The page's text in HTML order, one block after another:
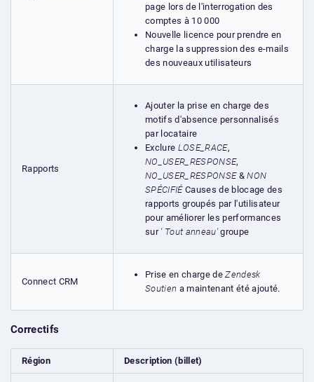
page lors de l'interrogation des
comptes à 10 000
Nouvelle licence pour prendre en
charge la suppression des e-mails
des nouveaux utilisateurs
Rapports
Ajouter la prise en charge des
motifs d'absence personnalisés
par locataire
Exclure LOSE_RACE,
NO_USER_RESPONSE,
NO_USER_RESPONSE&NON
SPÉCIFIÉCauses de blocage des
rapports groupés par l'utilisateur
pour améliorer les performances
sur ' Tout anneau'groupe
Connect CRM
Prise en charge deZendesk
Soutien a maintenant été ajouté.
Correctifs
Région Description (billet)